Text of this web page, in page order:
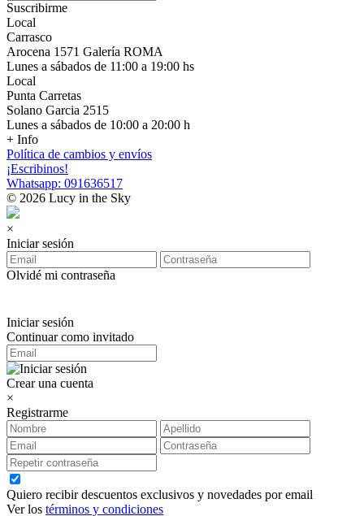
Suscribirme
Local
Carrasco
Arocena 1571 Galería ROMA
Lunes a sábados de 11:00 a 19:00 hs
Local
Punta Carretas
Solano Garcia 2515
Lunes a sábados de 10:00 a 20:00 h
+ Info
Política de cambios y envíos
¡Escribinos!
Whatsapp: 091636517
© 2026 Lucy in the Sky
×
Iniciar sesión
Olvidé mi contraseña
Iniciar sesión
Continuar como invitado
Crear una cuenta
×
Registrarme
Quiero recibir descuentos exclusivos y novedades por email
Ver los términos y condiciones